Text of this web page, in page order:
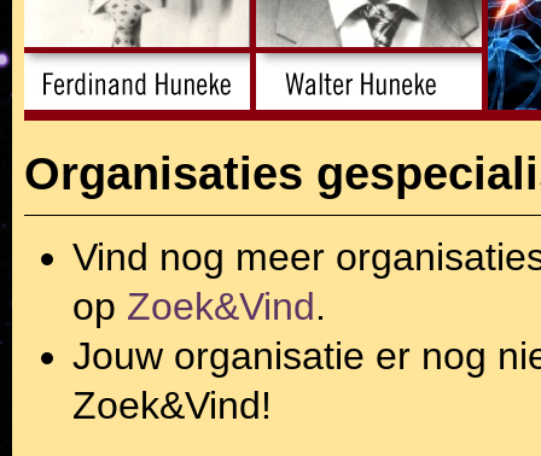
Organisaties
Vind nog meer
op Zoek&Vind.
Jouw organisatie er nog
Zoek&Vind!